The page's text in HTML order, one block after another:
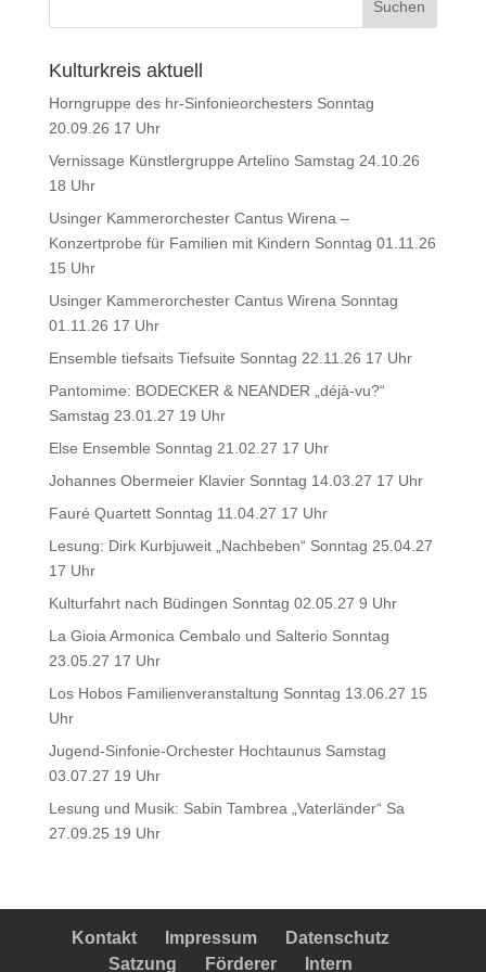
Kulturkreis aktuell
Horngruppe des hr-Sinfonieorchesters Sonntag
20.09.26 17 Uhr
Vernissage Künstlergruppe Artelino Samstag 24.10.26
18 Uhr
Usinger Kammerorchester Cantus Wirena –
Konzertprobe für Familien mit Kindern Sonntag 01.11.26
15 Uhr
Usinger Kammerorchester Cantus Wirena Sonntag
01.11.26 17 Uhr
Ensemble tiefsaits Tiefsuite Sonntag 22.11.26 17 Uhr
Pantomime: BODECKER & NEANDER „déjà-vu?“
Samstag 23.01.27 19 Uhr
Else Ensemble Sonntag 21.02.27 17 Uhr
Johannes Obermeier Klavier Sonntag 14.03.27 17 Uhr
Fauré Quartett Sonntag 11.04.27 17 Uhr
Lesung: Dirk Kurbjuweit „Nachbeben“ Sonntag 25.04.27
17 Uhr
Kulturfahrt nach Büdingen Sonntag 02.05.27 9 Uhr
La Gioia Armonica Cembalo und Salterio Sonntag
23.05.27 17 Uhr
Los Hobos Familienveranstaltung Sonntag 13.06.27 15
Uhr
Jugend-Sinfonie-Orchester Hochtaunus Samstag
03.07.27 19 Uhr
Lesung und Musik: Sabin Tambrea „Vaterländer“ Sa
27.09.25 19 Uhr
Kontakt Impressum
Datenschutz
Satzung
Förderer Intern